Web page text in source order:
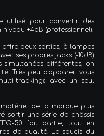
utilisé pour convertir des
+4dB (professionnel).
offre deux sorties, à lampes
ses propres jacks (-10dB)
simultanées différentes, on
Très peu d'appareil vous
tracking» avec un seul
de la marque plus
sortir une série de châssis
50 fait partie, tout en
de qualité. Le soucis du